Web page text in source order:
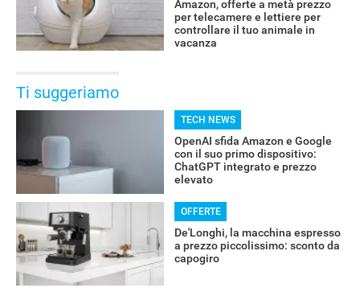
Amazon, offerte a metà prezzo
per telecamere e lettiere per
controllare il tuo animale in
vacanza
Ti suggeriamo
TECH NEWS
OpenAI sfida Amazon e Google
con il suo primo dispositivo:
ChatGPT integrato e prezzo
elevato
OFFERTE
De'Longhi, la macchina espresso
a prezzo piccolissimo: sconto da
capogiro